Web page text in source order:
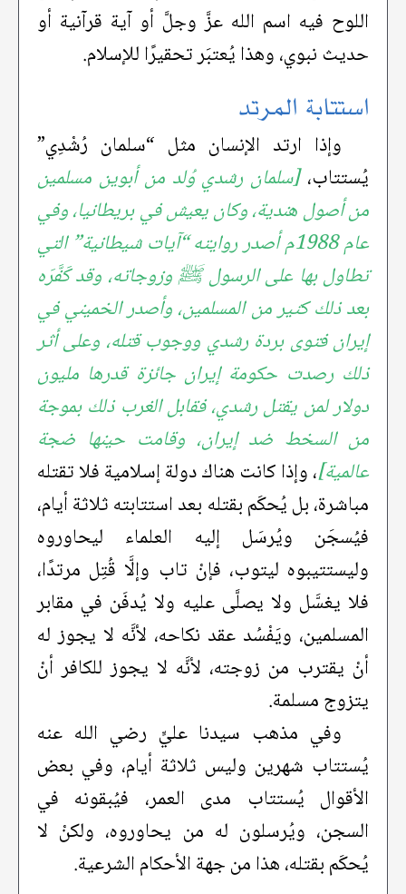
اللوح فيه اسم الله عزَّ وجلَّ أو آية قرآنية أو
حديث نبوي، وهذا يُعتبَر تحقيرًا للإسلام.
استتابة المرتد
وإذا ارتد الإنسان مثل “سلمان رُشْدِي”
يُستتاب،[سلمان رشدي وُلد من أبوين مسلمين
من أصول هندية، وكان يعيش في بريطانيا، وفي
عام 1988م أصدر روايته “آيات شيطانية” التي
تطاول بها على الرسول ﷺ وزوجاته، وقد كَفَّرَه
بعد ذلك كثير من المسلمين، وأصدر الخميني في
إيران فتوى بردة رشدي ووجوب قتله، وعلى أثر
ذلك رصدت حكومة إيران جائزة قدرها مليون
دولار لمن يقتل رشدي، فقابل الغرب ذلك بموجة
من السخط ضد إيران، وقامت حينها ضجة
عالمية]، وإذا كانت هناك دولة إسلامية فلا تقتله
مباشرة، بل يُحكَم بقتله بعد استتابته ثلاثة أيام،
فيُسجَن ويُرسَل إليه العلماء ليحاوروه
وليستتيبوه ليتوب، فإنْ تاب وإلَّا قُتِل مرتدًا،
فلا يغسَّل ولا يصلَّى عليه ولا يُدفَن في مقابر
المسلمين، ويَفْسُد عقد نكاحه، لأنَّه لا يجوز له
أنْ يقترب من زوجته، لأنَّه لا يجوز للكافر أنْ
يتزوج مسلمة.
وفي مذهب سيدنا عليٍّ رضي الله عنه
يُستتاب شهرين وليس ثلاثة أيام، وفي بعض
الأقوال يُستتاب مدى العمر، فيُبقونه في
السجن، ويُرسلون له من يحاوروه، ولكنْ لا
يُحكَم بقتله، هذا من جهة الأحكام الشرعية.